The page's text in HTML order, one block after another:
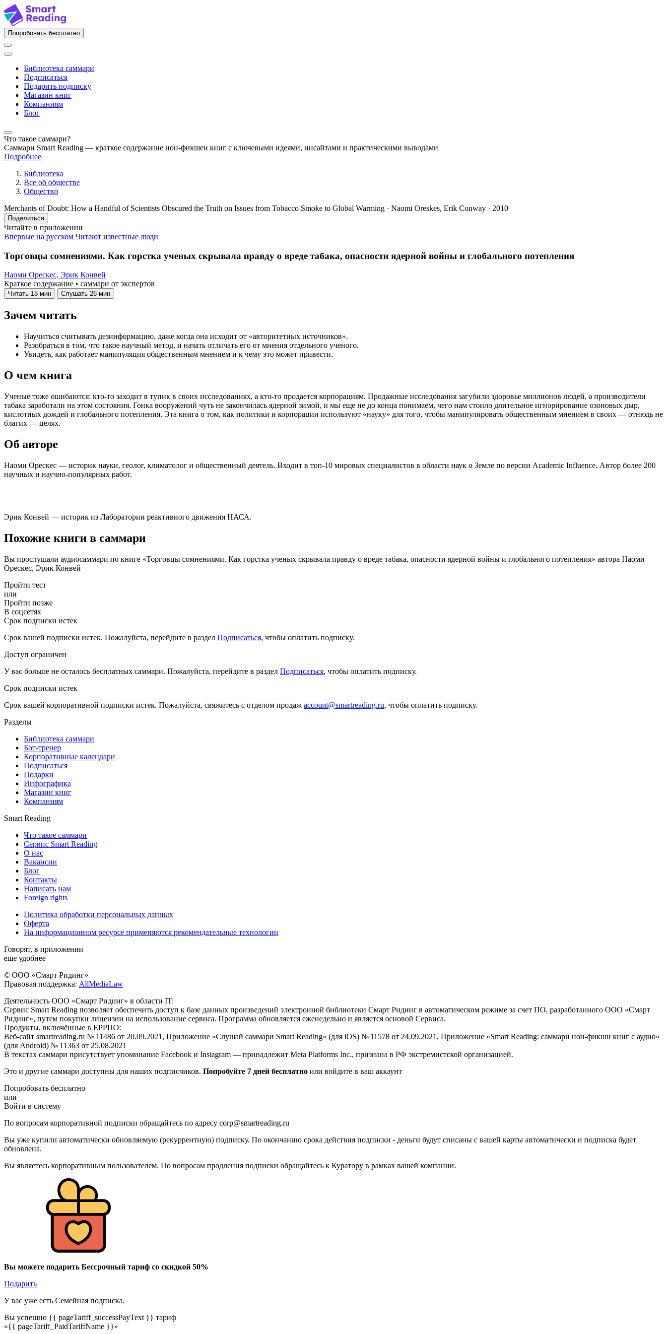
Попробовать бесплатно
Библиотека саммари
Подписаться
Подарить подписку
Магазин книг
Компаниям
Блог
Что такое саммари?
Саммари Smart Reading — краткое содержание нон-фикшен книг с ключевыми идеями, инсайтами и практическими выводами
Подробнее
Библиотека
Все об обществе
Общество
Merchants of Doubt: How a Handful of Scientists Obscured the Truth on Issues from Tobacco Smoke to Global Warming · Naomi Oreskes, Erik Conway · 2010
Поделиться
Читайте в приложении
Впервые на русском Читают известные люди
Торговцы сомнениями. Как горстка ученых скрывала правду о вреде табака, опасности ядерной войны и глобального потепления
Наоми Орескес, Эрик Конвей
Краткое содержание • саммари от экспертов
Читать 18 мин Слушать 26 мин
Зачем читать
Научиться считывать дезинформацию, даже когда она исходит от «авторитетных источников».
Разобраться в том, что такое научный метод, и начать отличать его от мнения отдельного ученого.
Увидеть, как работает манипуляция общественным мнением и к чему это может привести.
О чем книга
Ученые тоже ошибаются: кто-то заходит в тупик в своих исследованиях, а кто-то продается корпорациям. Продажные исследования загубили здоровье миллионов людей, а производители
табака заработали на этом состояния. Гонка вооружений чуть не закончилась ядерной зимой, и мы еще не до конца понимаем, чего нам стоило длительное игнорирование озоновых дыр,
кислотных дождей и глобального потепления. Эта книга о том, как политики и корпорации используют «науку» для того, чтобы манипулировать общественным мнением в своих — отнюдь не
благих — целях.
Об авторе
Наоми Орескес — историк науки, геолог, климатолог и общественный деятель. Входит в топ-10 мировых специалистов в области наук о Земле по версии Academic Influence. Автор более 200
научных и научно-популярных работ.
Эрик Конвей — историк из Лаборатории реактивного движения НАСА.
Похожие книги в саммари
Вы прослушали аудиосаммари по книге «Торговцы сомнениями. Как горстка ученых скрывала правду о вреде табака, опасности ядерной войны и глобального потепления» автора Наоми
Орескес, Эрик Конвей
Пройти тест
или
Пройти позже
В соцсетях
Срок подписки истек
Срок вашей подписки истек. Пожалуйста, перейдите в раздел Подписаться, чтобы оплатить подписку.
Доступ ограничен
У вас больше не осталось бесплатных саммари. Пожалуйста, перейдите в раздел Подписаться, чтобы оплатить подписку.
Срок подписки истек
Срок вашей корпоративной подписки истек. Пожалуйста, свяжитесь с отделом продаж account@smartreading.ru, чтобы оплатить подписку.
Разделы
Библиотека саммари
Бот-тренер
Корпоративные календари
Подписаться
Подарки
Инфографика
Магазин книг
Компаниям
Smart Reading
Что такое саммари
Сервис Smart Reading
О нас
Вакансии
Блог
Контакты
Написать нам
Foreign rights
Политика обработки персональных данных
Оферта
На информационном ресурсе применяются рекомендательные технологии
Говорят, в приложении
еще удобнее
© ООО «Смарт Ридинг»
Правовая поддержка: AllMediaLaw
Деятельность ООО «Смарт Ридинг» в области IT:
Сервис Smart Reading позволяет обеспечить доступ к базе данных произведений электронной библиотеки Смарт Ридинг в автоматическом режиме за счет ПО, разработанного ООО «Смарт
Ридинг», путем покупки лицензии на использование сервиса. Программа обновляется еженедельно и является основой Сервиса.
Продукты, включённые в ЕРРПО:
Веб-сайт smartreading.ru № 11486 от 20.09.2021, Приложение «Слушай саммари Smart Reading» (для iOS) № 11578 от 24.09.2021, Приложение «Smart Reading: саммари нон-фикшн книг с аудио»
(для Android) № 11363 от 25.08.2021
В текстах саммари присутствует упоминание Facebook и Instagram — принадлежит Meta Platforms Inc., признана в РФ экстремистской организацией.
Это и другие саммари доступны для наших подписчиков. Попробуйте 7 дней бесплатно или войдите в ваш аккаунт
Попробовать бесплатно
или
Войти в систему
По вопросам корпоративной подписки обращайтесь по адресу corp@smartreading.ru
Вы уже купили автоматически обновляемую (рекуррентную) подписку. По окончанию срока действия подписки - деньги будут списаны с вашей карты автоматически и подписка будет
обновлена.
Вы являетесь корпоративным пользователем. По вопросам продления подписки обращайтесь к Куратору в рамках вашей компании.
Вы можете подарить Бессрочный тариф со скидкой 50%
Подарить
У вас уже есть Семейная подписка.
Вы успешно {{ pageTariff_successPayText }} тариф
«{{ pageTariff_PaidTariffName }}»